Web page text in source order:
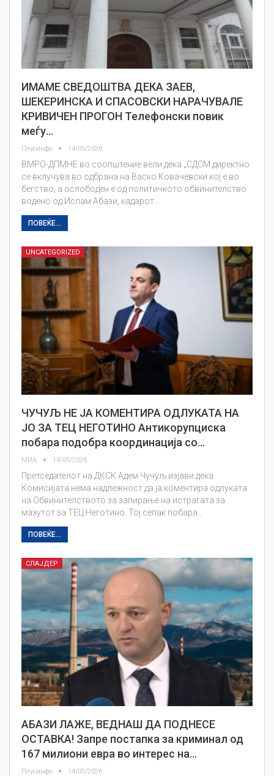
ИМАМЕ СВЕДОШТВА ДЕКА ЗАЕВ,
ШЕКЕРИНСКА И СПАСОВСКИ НАРАЧУВАЛЕ
КРИВИЧЕН ПРОГОН Телефонски повик
меѓу…
Плусинфо 14/05/2026
ВМРО-ДПМНЕ во соопштение вели дека „СДСМ директно
се вклучува во одбрана на Васко Ковачевски кој е во
бегство, а ослободен е од политичкото обвинителство
водено од Ислам Абази, кадарот…
ПОВЕЌЕ...
UNCATEGORIZED
ЧУЧУЉ НЕ ЈА КОМЕНТИРА ОДЛУКАТА НА
ЈО ЗА ТЕЦ НЕГОТИНО Антикорупциска
побара подобра координација со…
МИА 14/05/2026
Претседателот на ДКСК Адем Чучуљ изјави дека
Комисијата нема надлежност да ја коментира одлуката
на Обвинителството за запирање на истрагата за
мазутот за ТЕЦ Неготино. Тој сепак побара…
ПОВЕЌЕ...
СЛАЈДЕР
АБАЗИ ЛАЖЕ, ВЕДНАШ ДА ПОДНЕСЕ
ОСТАВКА! Запре постапка за криминал од
167 милиони евра во интерес на…
Плусинфо 14/05/2026